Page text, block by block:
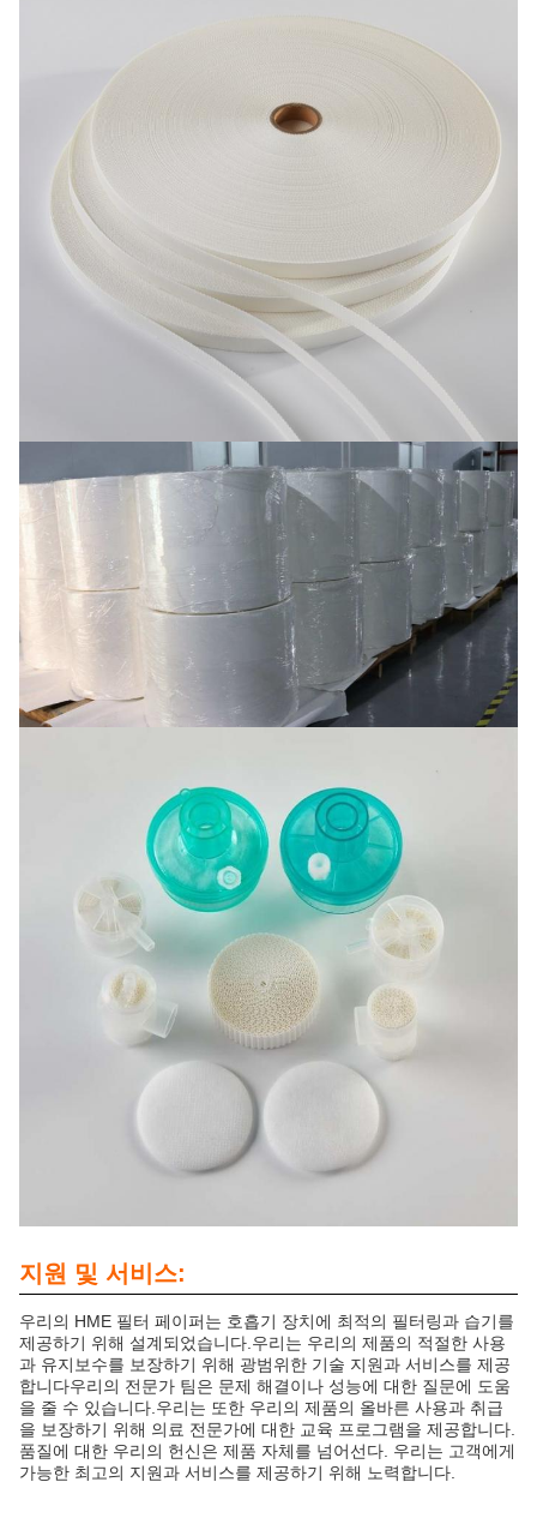
지원 및 서비스:
우리의 HME 필터 페이퍼는 호흡기 장치에 최적의 필터링과 습기를
제공하기 위해 설계되었습니다.우리는 우리의 제품의 적절한 사용
과 유지보수를 보장하기 위해 광범위한 기술 지원과 서비스를 제공
합니다우리의 전문가 팀은 문제 해결이나 성능에 대한 질문에 도움
을 줄 수 있습니다.우리는 또한 우리의 제품의 올바른 사용과 취급
을 보장하기 위해 의료 전문가에 대한 교육 프로그램을 제공합니다.
품질에 대한 우리의 헌신은 제품 자체를 넘어선다. 우리는 고객에게
가능한 최고의 지원과 서비스를 제공하기 위해 노력합니다.